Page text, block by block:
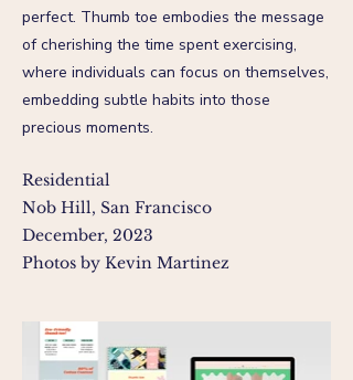
perfect. Thumb toe embodies the message
of cherishing the time spent exercising,
where individuals can focus on themselves,
embedding subtle habits into those
precious moments.
Residential
Nob Hill, San Francisco
December, 2023
Photos by Kevin Martinez